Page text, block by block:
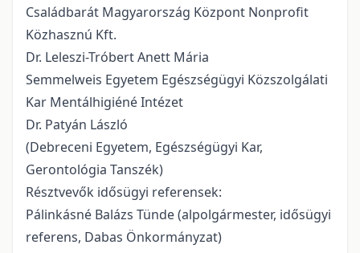
Családbarát Magyarország Központ Nonprofit
Közhasznú Kft.
Dr. Leleszi-Tróbert Anett Mária
Semmelweis Egyetem Egészségügyi Közszolgálati
Kar Mentálhigiéné Intézet
Dr. Patyán László
(Debreceni Egyetem, Egészségügyi Kar,
Gerontológia Tanszék)
Résztvevők idősügyi referensek:
Pálinkásné Balázs Tünde (alpolgármester, idősügyi
referens, Dabas Önkormányzat)